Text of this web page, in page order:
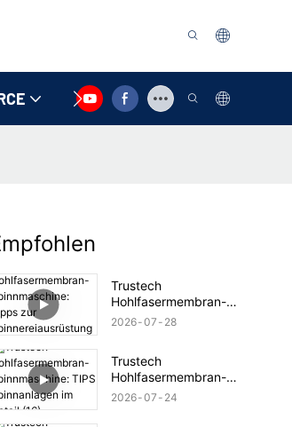
KONTAKTIEREN SIE UNS
Trustech
Hohlfasermembran-
Spinnmaschine: Tipps
2026 07 28
Trustech
Hohlfasermembran-
Spinnmaschine: TIPS
2026 07 24